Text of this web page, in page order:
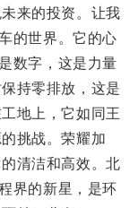
来的投资。让我
的世界。它的心
数字，这是力量
持零排放，这是
地上，它如同王
挑战。荣耀加
清洁和高效。北
界的新星，是环